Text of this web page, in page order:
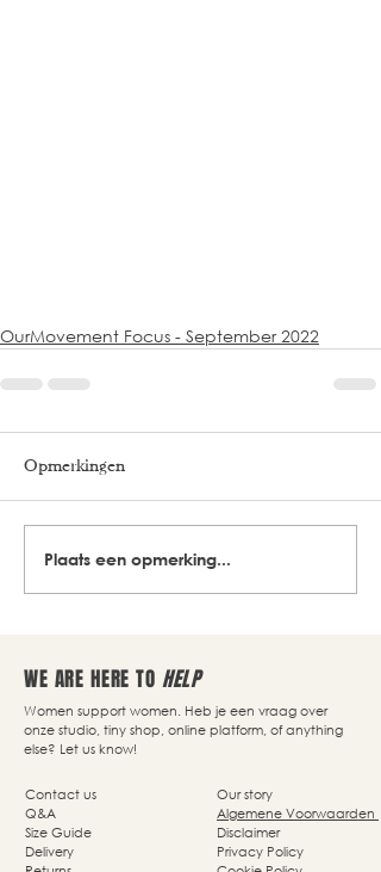
OurMovement Focus - September 2022
Opmerkingen
Plaats een opmerking...
WE ARE HERE TO HELP
Women support women. Heb je een vraag over
onze studio, tiny shop, online platform, of anything
else? Let us know!
Our story
Algemene Voorwaarden
Disclaimer
Privacy Policy
Contact us
Q&A
Size Guide
Delivery